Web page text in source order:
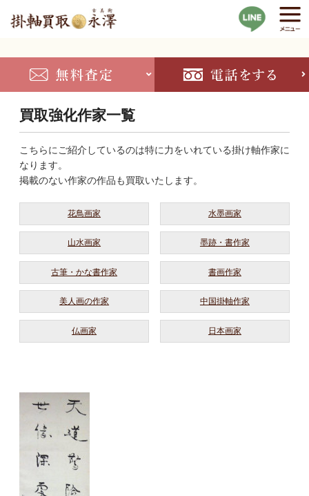
買取強化作家一覧
こちらにご紹介しているのは特に力をいれている掛け軸作家に
なります。
掲載のない作家の作品も買取いたします。
花鳥画家 水墨画家
山水画家 墨跡・書作家
古筆・かな書作家 書画作家
美人画の作家 中国掛軸作家
仏画家 日本画家